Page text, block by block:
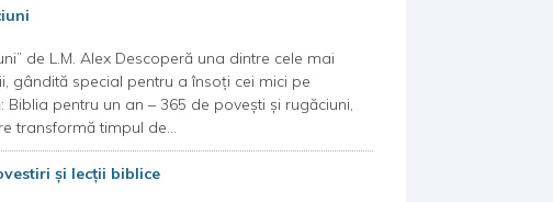
de L.M. Alex Descoperă una dintre cele mai
gândită special pentru a însoți cei mici pe
pentru un an – 365 de povești și rugăciuni,
transformă timpul de...
și lecții biblice